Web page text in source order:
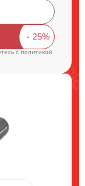
c политикой